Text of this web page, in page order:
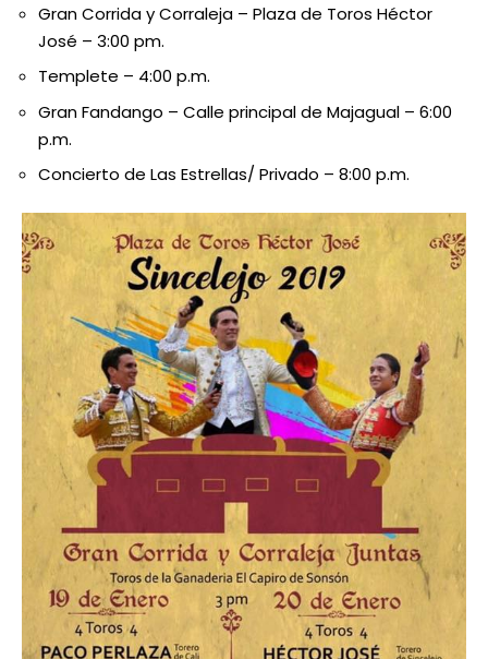
Gran Corrida y Corraleja – Plaza de Toros Héctor
José – 3:00 pm.
Templete – 4:00 p.m.
Gran Fandango – Calle principal de Majagual – 6:00
p.m.
Concierto de Las Estrellas/ Privado – 8:00 p.m.